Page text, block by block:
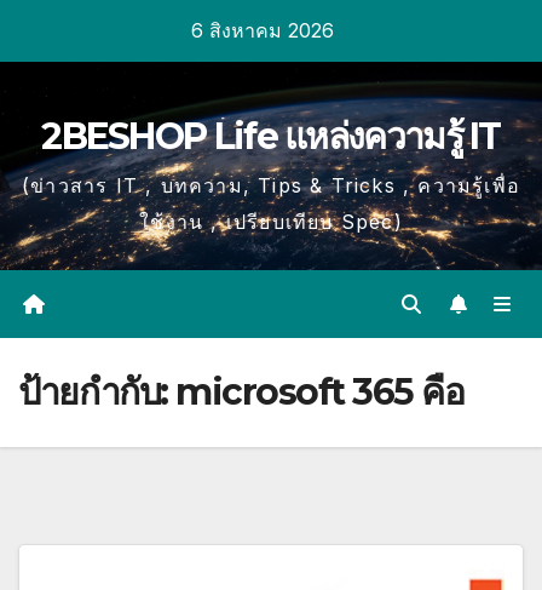
content
6 สิงหาคม 2026
2BESHOP Life แหล่งความรู้ IT
(ข่าวสาร IT , บทความ, Tips & Tricks , ความรู้เพื่อ
ใช้งาน , เปรียบเทียบ Spec)
ป้ายกำกับ: microsoft 365 คือ